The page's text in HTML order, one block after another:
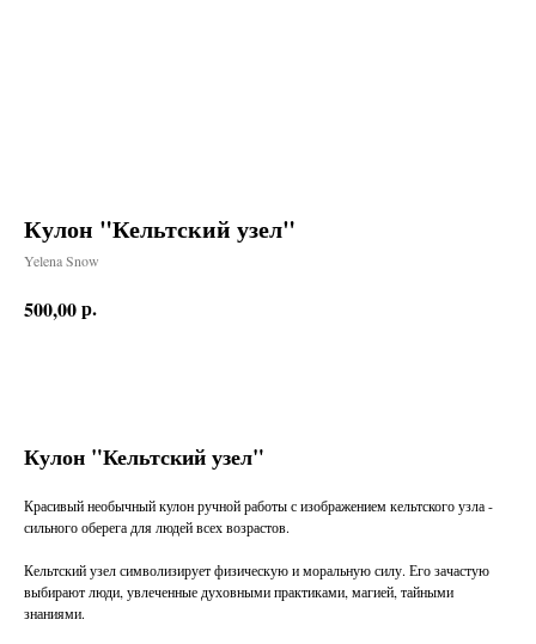
Кулон "Кельтский узел"
Yelena Snow
500,00р.
Кулон "Кельтский узел"
Красивый необычный кулон ручной работы с изображением кельтского узла -
сильного оберега для людей всех возрастов.
Кельтский узел символизирует физическую и моральную силу. Его зачастую
выбирают люди, увлеченные духовными практиками, магией, тайными
знаниями.